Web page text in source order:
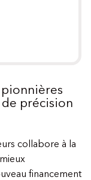
précision
collabore à la
financement